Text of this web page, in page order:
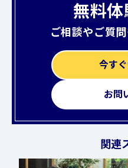
無料体
ご相談やご質
今す
お問
関連